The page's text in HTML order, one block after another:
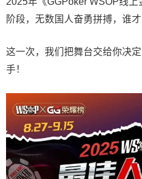
阶段，无数国人奋勇拼搏，谁才
这一次，我们把舞台交给你决
手！